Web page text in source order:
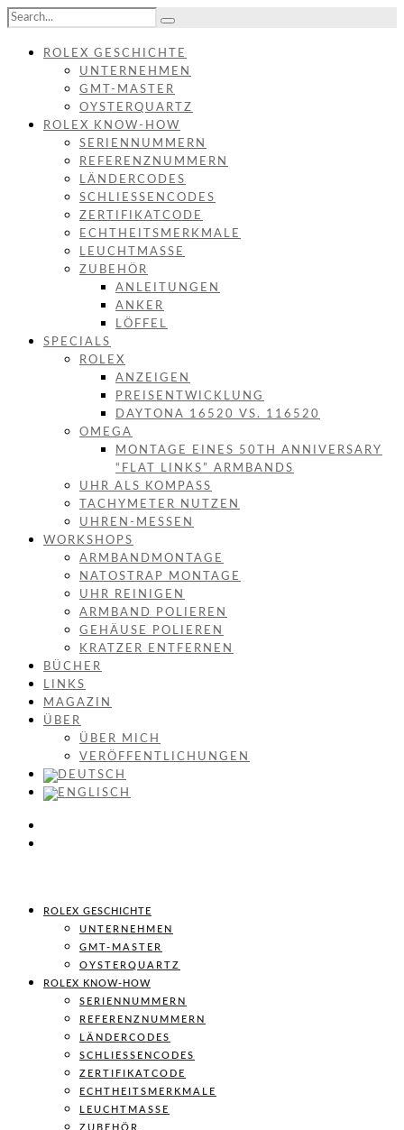
ROLEX GESCHICHTE
UNTERNEHMEN
GMT-MASTER
OYSTERQUARTZ
ROLEX KNOW-HOW
SERIENNUMMERN
REFERENZNUMMERN
LÄNDERCODES
SCHLIESSENCODES
ZERTIFIKATCODE
ECHTHEITSMERKMALE
LEUCHTMASSE
ZUBEHÖR
ANLEITUNGEN
ANKER
LÖFFEL
SPECIALS
ROLEX
ANZEIGEN
PREISENTWICKLUNG
DAYTONA 16520 VS. 116520
OMEGA
MONTAGE EINES 50TH ANNIVERSARY
“FLAT LINKS” ARMBANDS
UHR ALS KOMPASS
TACHYMETER NUTZEN
UHREN-MESSEN
WORKSHOPS
ARMBANDMONTAGE
NATOSTRAP MONTAGE
UHR REINIGEN
ARMBAND POLIEREN
GEHÄUSE POLIEREN
KRATZER ENTFERNEN
BÜCHER
LINKS
MAGAZIN
ÜBER
ÜBER MICH
VERÖFFENTLICHUNGEN
ROLEX GESCHICHTE
UNTERNEHMEN
GMT-MASTER
OYSTERQUARTZ
ROLEX KNOW-HOW
SERIENNUMMERN
REFERENZNUMMERN
LÄNDERCODES
SCHLIESSENCODES
ZERTIFIKATCODE
ECHTHEITSMERKMALE
LEUCHTMASSE
ZUBEHÖR